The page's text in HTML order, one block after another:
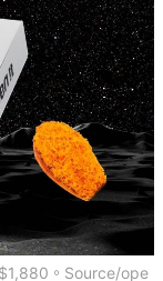
。Source/ope